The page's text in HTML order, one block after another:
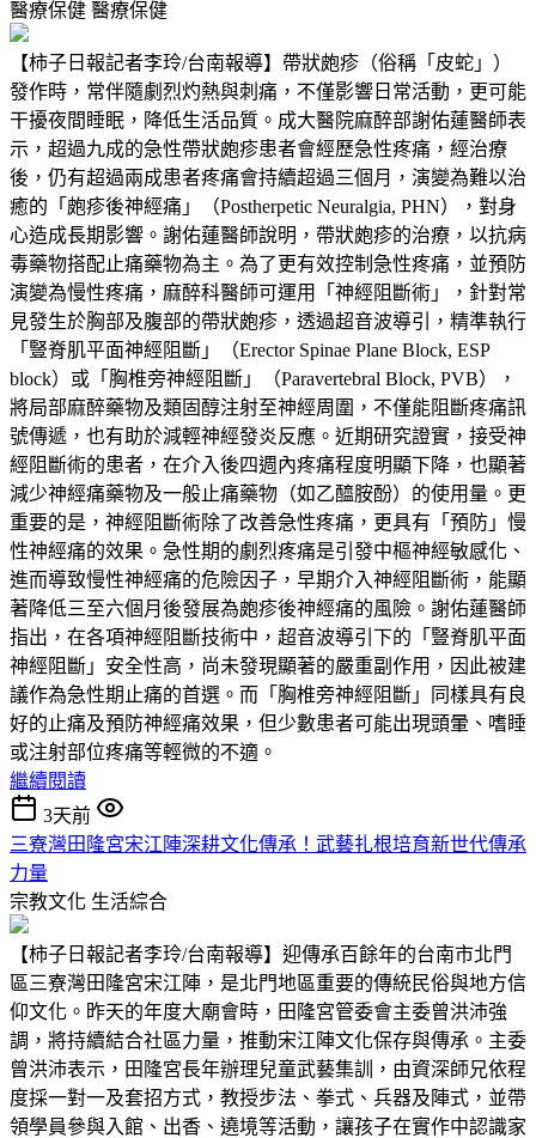
醫療保健 醫療保健
【柿子日報記者李玲/台南報導】帶狀皰疹（俗稱「皮蛇」）
發作時，常伴隨劇烈灼熱與刺痛，不僅影響日常活動，更可能
干擾夜間睡眠，降低生活品質。成大醫院麻醉部謝佑蓮醫師表
示，超過九成的急性帶狀皰疹患者會經歷急性疼痛，經治療
後，仍有超過兩成患者疼痛會持續超過三個月，演變為難以治
癒的「皰疹後神經痛」（Postherpetic Neuralgia, PHN），對身
心造成長期影響。謝佑蓮醫師說明，帶狀皰疹的治療，以抗病
毒藥物搭配止痛藥物為主。為了更有效控制急性疼痛，並預防
演變為慢性疼痛，麻醉科醫師可運用「神經阻斷術」，針對常
見發生於胸部及腹部的帶狀皰疹，透過超音波導引，精準執行
「豎脊肌平面神經阻斷」（Erector Spinae Plane Block, ESP
block）或「胸椎旁神經阻斷」（Paravertebral Block, PVB），
將局部麻醉藥物及類固醇注射至神經周圍，不僅能阻斷疼痛訊
號傳遞，也有助於減輕神經發炎反應。近期研究證實，接受神
經阻斷術的患者，在介入後四週內疼痛程度明顯下降，也顯著
減少神經痛藥物及一般止痛藥物（如乙醯胺酚）的使用量。更
重要的是，神經阻斷術除了改善急性疼痛，更具有「預防」慢
性神經痛的效果。急性期的劇烈疼痛是引發中樞神經敏感化、
進而導致慢性神經痛的危險因子，早期介入神經阻斷術，能顯
著降低三至六個月後發展為皰疹後神經痛的風險。謝佑蓮醫師
指出，在各項神經阻斷技術中，超音波導引下的「豎脊肌平面
神經阻斷」安全性高，尚未發現顯著的嚴重副作用，因此被建
議作為急性期止痛的首選。而「胸椎旁神經阻斷」同樣具有良
好的止痛及預防神經痛效果，但少數患者可能出現頭暈、嗜睡
或注射部位疼痛等輕微的不適。
繼續閱讀
3天前
三寮灣田隆宮宋江陣深耕文化傳承！武藝扎根培育新世代傳承
力量
宗教文化 生活綜合
【柿子日報記者李玲/台南報導】迎傳承百餘年的台南市北門
區三寮灣田隆宮宋江陣，是北門地區重要的傳統民俗與地方信
仰文化。昨天的年度大廟會時，田隆宮管委會主委曾洪沛強
調，將持續結合社區力量，推動宋江陣文化保存與傳承。主委
曾洪沛表示，田隆宮長年辦理兒童武藝集訓，由資深師兄依程
度採一對一及套招方式，教授步法、拳式、兵器及陣式，並帶
領學員參與入館、出香、遶境等活動，讓孩子在實作中認識家